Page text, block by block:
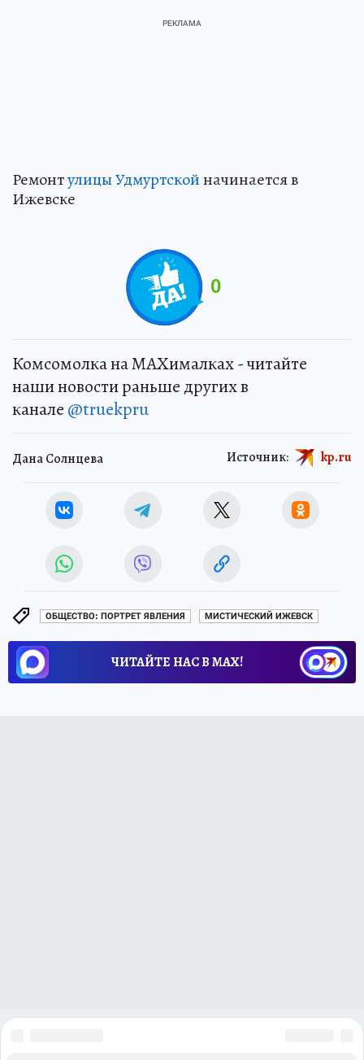
Ремонтулицы Удмуртскойначинается в
Ижевске
0
Комсомолка на MAXималках - читайте
наши новости раньше других в
канале @truekpru
Дана Солнцева Источник: kp.ru
ОБЩЕСТВО: ПОРТРЕТ ЯВЛЕНИЯ МИСТИЧЕСКИЙ ИЖЕВСК
ЧИТАЙТЕ НАС В МАХ!